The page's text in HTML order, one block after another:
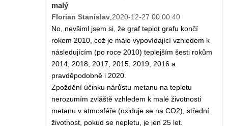
malý
Florian Stanislav 2020-12-27 00:00:40
No, nevšiml jsem si, že graf teplot grafu končí
rokem 2010, což je málo vypovídající vzhledem k
následujícím (po roce 2010) teplejším šesti rokům
2014, 2018, 2017, 2015, 2019, 2016 a
pravděpodobně i 2020.
Zpoždění účinku nárůstu metanu na teplotu
nerozumím zvláště vzhledem k malé životnosti
metanu v atmosféře (oxiduje se na CO2), střední
životnost, pokud se nepletu, je jen 25 let.